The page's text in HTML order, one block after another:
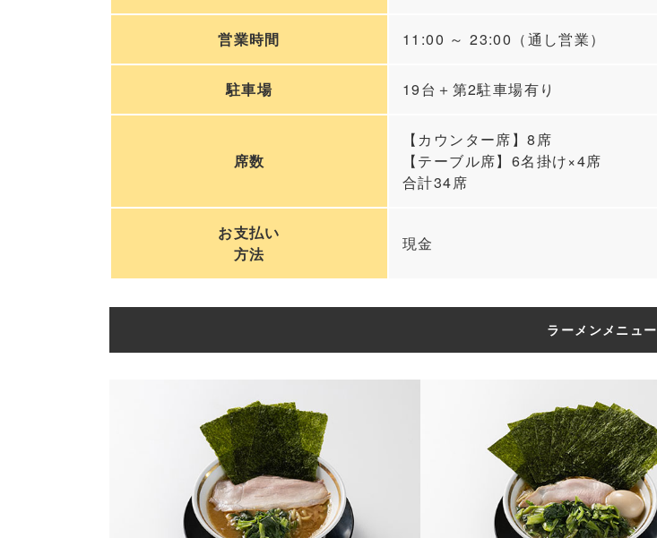
営業時間 11:00 ～ 23:00（通し営業）
駐車場 19台＋第2駐車場有り
席数
【カウンター席】8席
【テーブル席】6名掛け×4席
合計34席
お支払い
方法
現金
ラーメンメニュー